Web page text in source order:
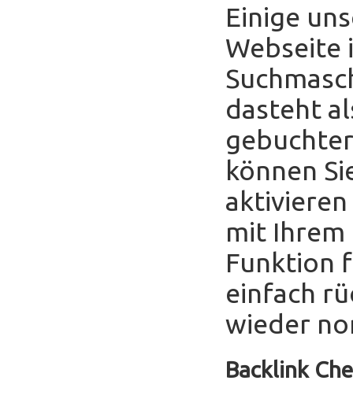
Einige
Webseite
dasteht
können
aktivieren
mit Ihrem
Funktion
einfach
wieder
Backlink